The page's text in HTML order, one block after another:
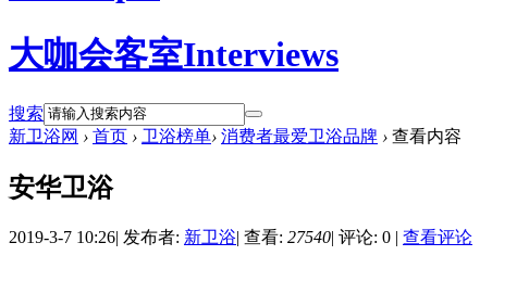
大咖会客室Interviews
搜索
新卫浴网 › 首页 › 卫浴榜单› 消费者最爱卫浴品牌 › 查看内容
安华卫浴
2019-3-7 10:26| 发布者: 新卫浴| 查看: 27540| 评论: 0 | 查看评论